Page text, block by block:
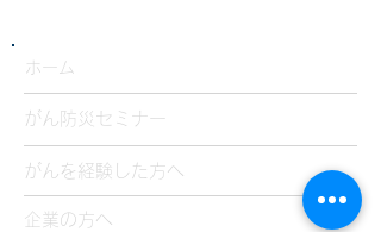
生活とがんと私
Vol.23 武田政彦さん
​ホーム
がん防災セミナー
がんを経験した方へ
企業の方へ